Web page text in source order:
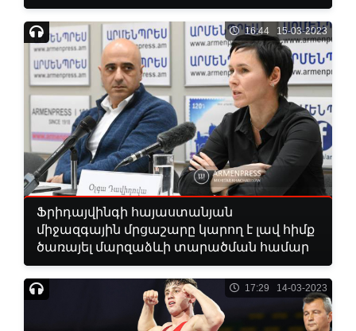
16:44 15-03-2023
Ֆրիդայվինգի հայաստանյան
միջազգային մրցաշարը կարող է լավ հիմք
ծառայել մարզաձևի տարածման համար
17:29 14-03-2023